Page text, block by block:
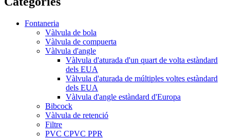
Fontaneria
Vàlvula de bola
Vàlvula de compuerta
Vàlvula d'angle
Vàlvula d'aturada d'un quart de volta estàndard
dels EUA
Vàlvula d'aturada de múltiples voltes estàndard
dels EUA
Vàlvula d'angle estàndard d'Europa
Bibcock
Vàlvula de retenció
Filtre
PVC CPVC PPR